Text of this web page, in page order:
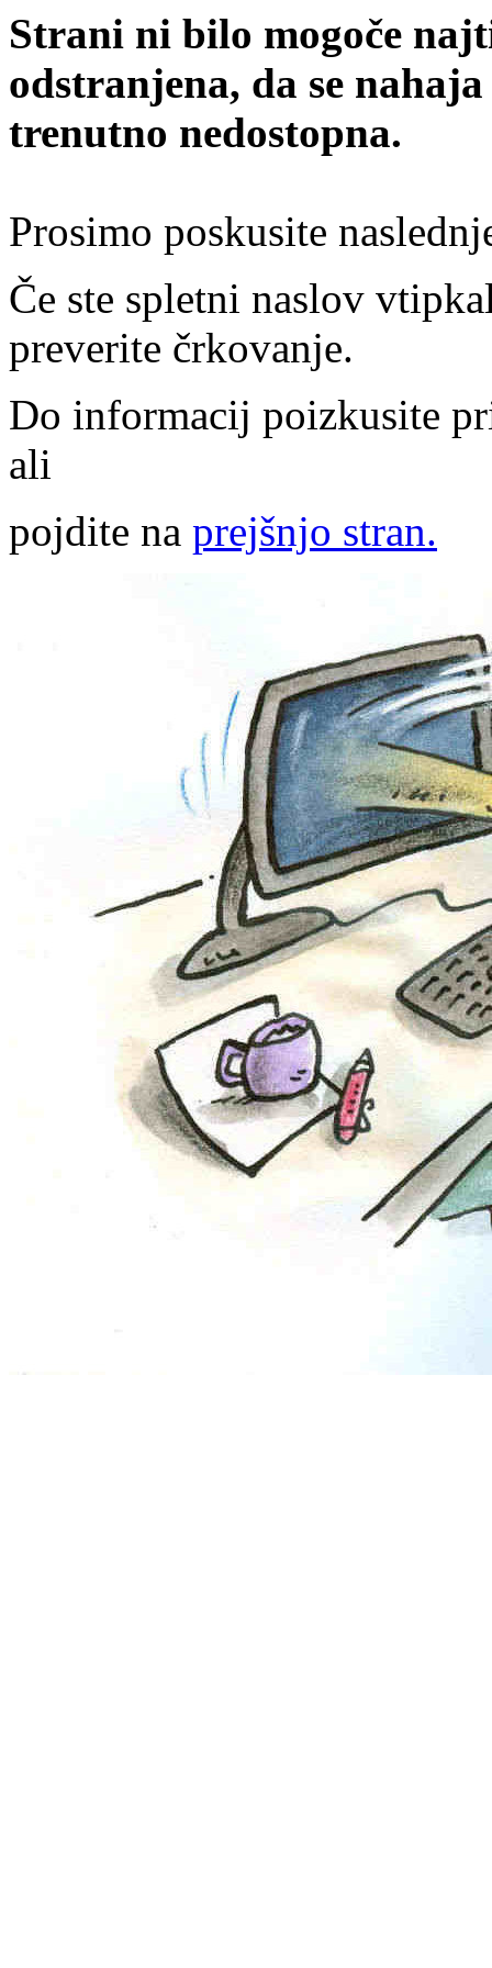
Strani ni bilo mogoče
odstranjena, da se
trenutno nedostopna.
Prosimo poskusite
Če ste spletni naslov
preverite črkovanje.
Do informacij poizkusite
ali
pojdite na prejšnjo stran.